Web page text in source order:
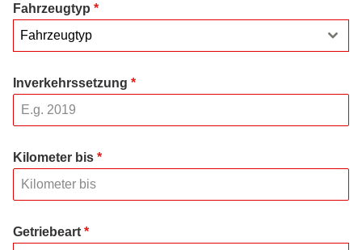
Fahrzeugtyp *
Fahrzeugtyp
Inverkehrssetzung *
Kilometer bis *
Getriebeart *